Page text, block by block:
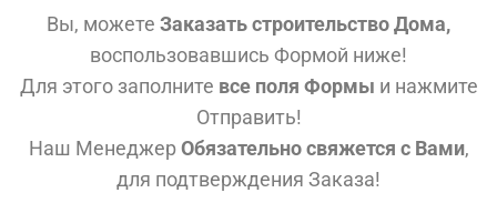
Вы, можете Заказать строительство Дома,
воспользовавшись Формой ниже!
Для этого заполните все поля Формы и нажмите
Отправить!
Наш МенеджерОбязательно свяжется с Вами,
для подтверждения Заказа!